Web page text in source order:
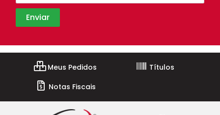
Meus Pedidos
Títulos
Notas Fiscais